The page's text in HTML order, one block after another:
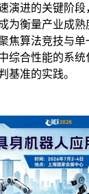
演进的关键阶
为衡量产业成熟
焦算法竞技与
综合性能的系
基准的实践。